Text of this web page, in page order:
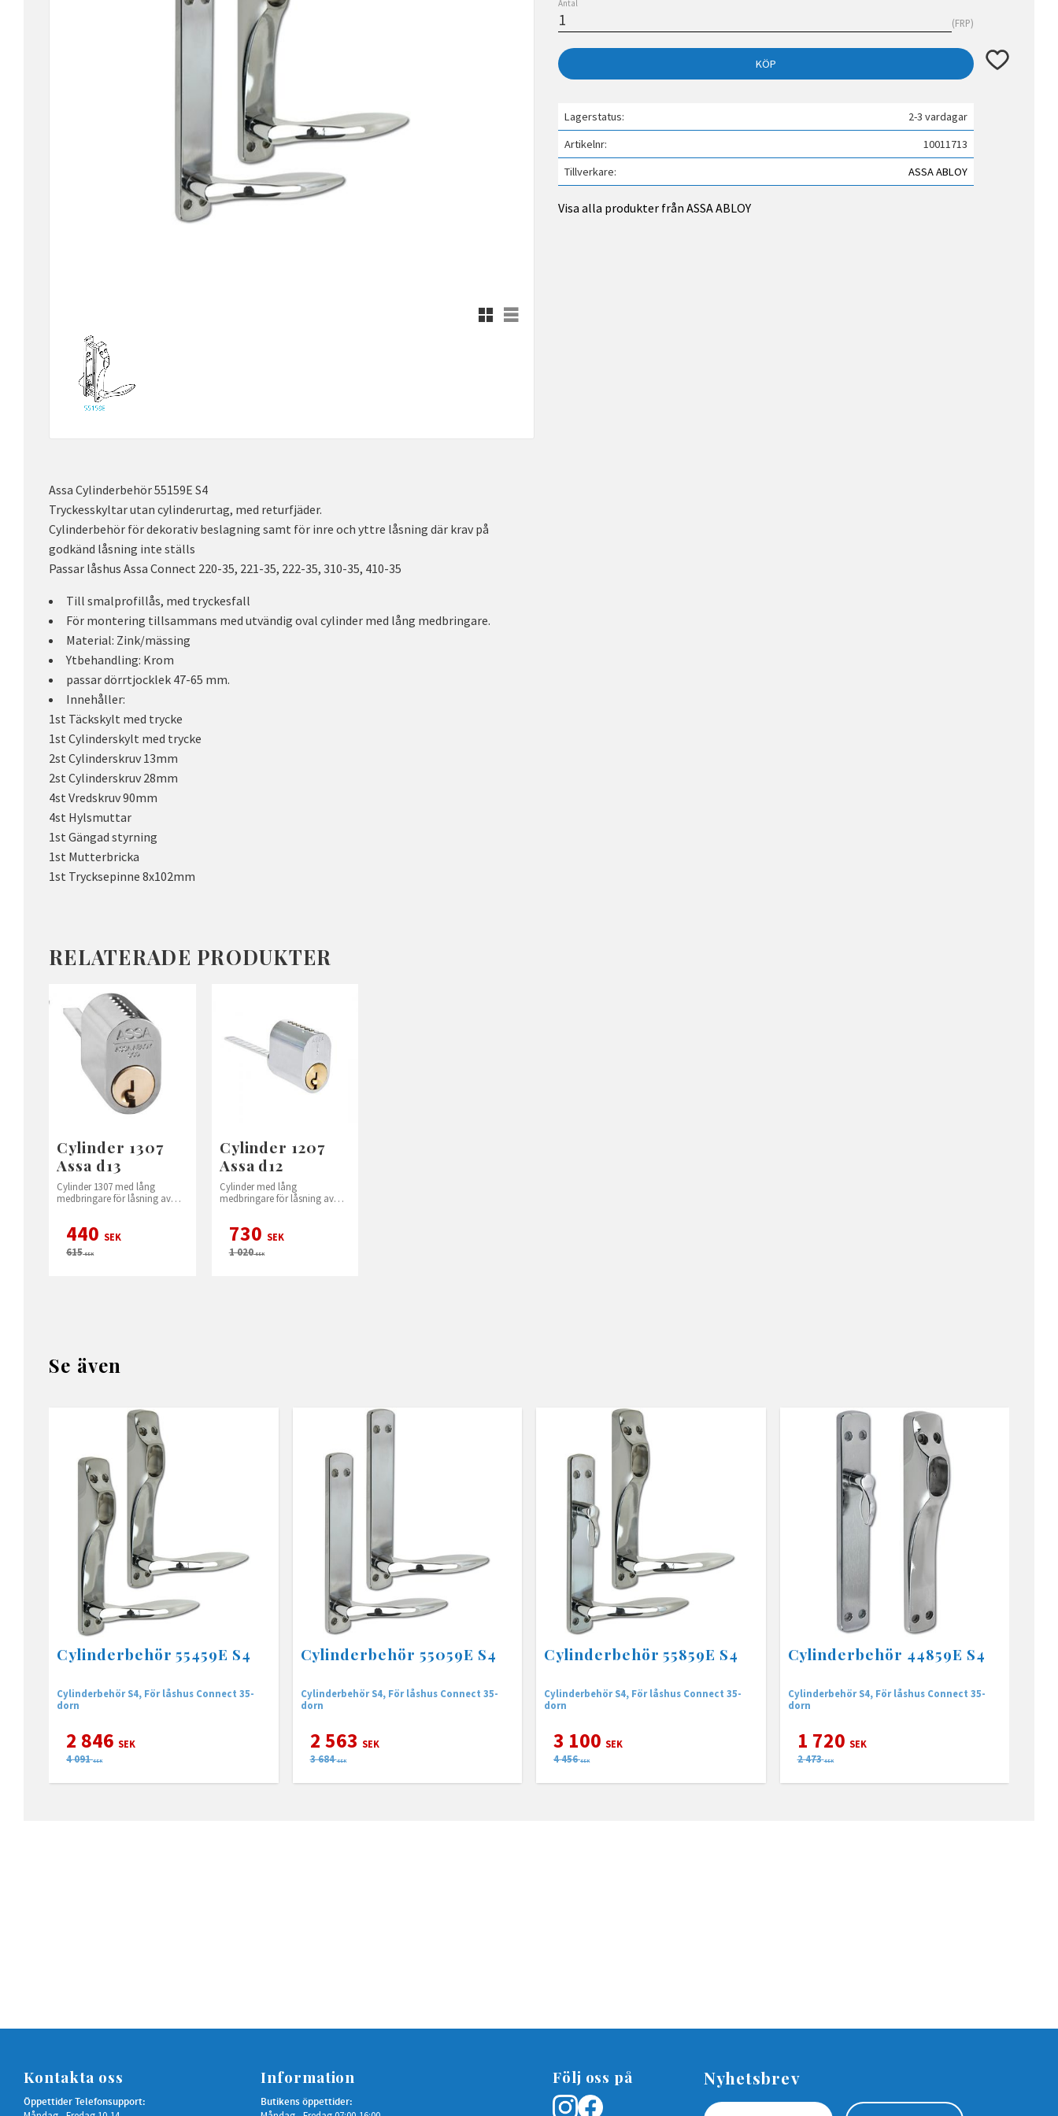
Rutnätsvy
Listvy
Antal
FRP
KÖP Lägg till i
Lagerstatus
2-3 vardagar
Artikelnr
10011713
Tillverkare
ASSA ABLOY
Visa alla produkter från ASSA ABLOY
Assa Cylinderbehör 55159E S4
Tryckesskyltar utan cylinderurtag, med returfjäder.
Cylinderbehör för dekorativ beslagning samt för inre och yttre låsning där krav på
godkänd låsning inte ställs
Passar låshus Assa Connect 220-35, 221-35, 222-35, 310-35, 410-35
Till smalprofillås, med tryckesfall
För montering tillsammans med utvändig oval cylinder med lång medbringare.
Material: Zink/mässing
Ytbehandling: Krom
passar dörrtjocklek 47-65 mm.
Innehåller:
1st Täckskylt med trycke
1st Cylinderskylt med trycke
2st Cylinderskruv 13mm
2st Cylinderskruv 28mm
4st Vredskruv 90mm
4st Hylsmuttar
1st Gängad styrning
1st Mutterbricka
1st Trycksepinne 8x102mm
RELATERADE PRODUKTER
Cylinder 1307
Assa d13
Cylinder 1307 med lång
medbringare för låsning av
440 SEK
615SEK
Cylinder 1207
Assa d12
Cylinder med lång
medbringare för låsning av
730 SEK
1 020SEK
Se även
Cylinderbehör 55459E S4
Cylinderbehör S4, För låshus Connect 35-
dorn
2 846 SEK
4 091 SEK
Cylinderbehör 55059E S4
Cylinderbehör S4, För låshus Connect 35-
dorn
2 563 SEK
3 684 SEK
Cylinderbehör 55859E S4
Cylinderbehör S4, För låshus Connect 35-
dorn
3 100 SEK
4 456 SEK
Cylinderbehör 44859E S4
Cylinderbehör S4, För låshus Connect 35-
dorn
1 720 SEK
2 473 SEK
Kontakta oss
Öppettider Telefonsupport:
Information
Butikens öppettider:
Följ oss på Nyhetsbrev